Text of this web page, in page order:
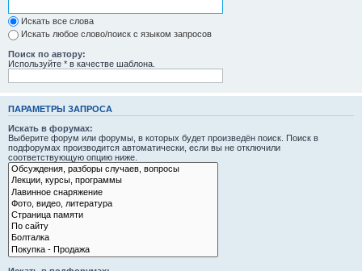
Искать все слова
Искать любое слово/поиск с языком запросов
Поиск по автору:
Используйте * в качестве шаблона.
ПАРАМЕТРЫ ЗАПРОСА
Искать в форумах:
Выберите форум или форумы, в которых будет произведён поиск. Поиск в
подфорумах производится автоматически, если вы не отключили
соответствующую опцию ниже.